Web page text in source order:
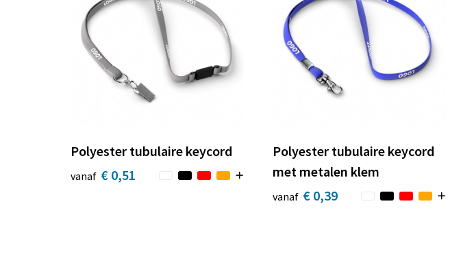
Polyester tubulaire keycord
vanaf € 0,51
Polyester tubulaire keycord
met metalen klem
vanaf € 0,39